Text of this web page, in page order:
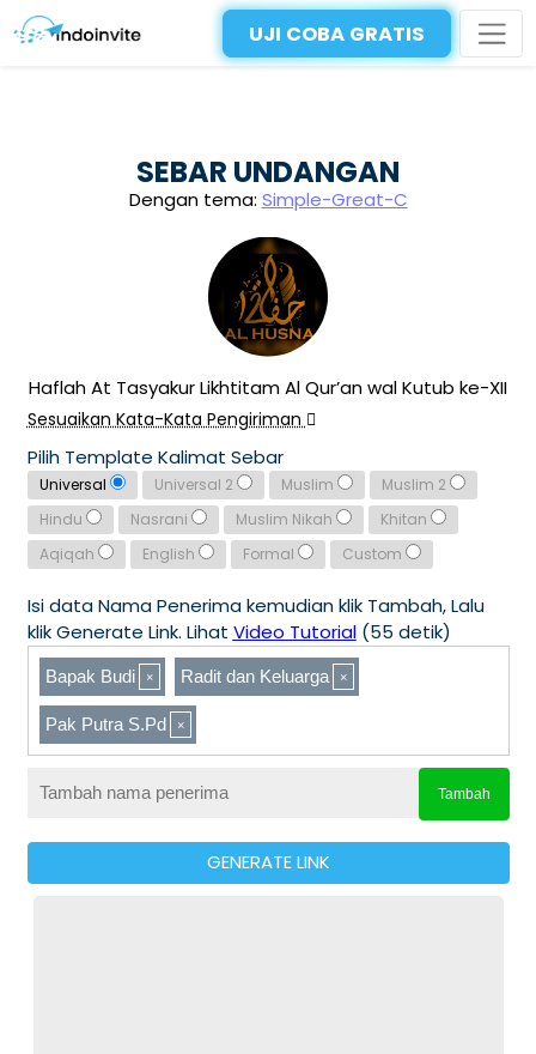
UJI COBA GRATIS
SEBAR UNDANGAN
Dengan tema: Simple-Great-C
Haflah At Tasyakur Likhtitam Al Qur’an wal Kutub ke-XII
Sesuaikan Kata-Kata Pengiriman
Pilih Template Kalimat Sebar
Universal Universal 2 Muslim
Muslim 2
Hindu
Nasrani Muslim Nikah
Khitan
Aqiqah
English Formal Custom
Isi data Nama Penerima kemudian klik Tambah, Lalu
klik Generate Link. Lihat Video Tutorial(55 detik)
Bapak Budi Radit dan Keluarga
Pak Putra S.Pd
Tambah
GENERATE LINK